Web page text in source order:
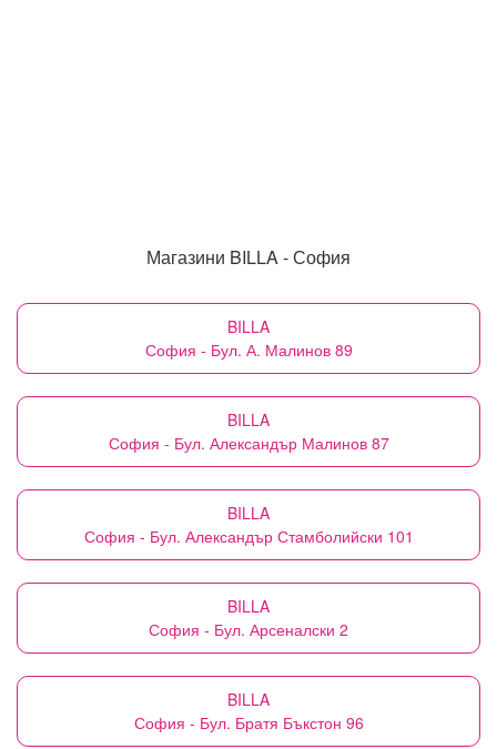
Магазини BILLA - София
BILLA
София - Бул. А. Малинов 89
BILLA
София - Бул. Александър Малинов 87
BILLA
София - Бул. Александър Стамболийски 101
BILLA
София - Бул. Арсеналски 2
BILLA
София - Бул. Братя Бъкстон 96